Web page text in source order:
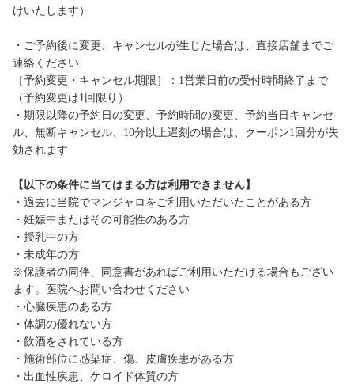
けいたします）
・ご予約後に変更、キャンセルが生じた場合は、直接店舗までご
連絡ください
［予約変更・キャンセル期限］：1営業日前の受付時間終了まで
（予約変更は1回限り）
・期限以降の予約日の変更、予約時間の変更、予約当日キャンセ
ル、無断キャンセル、10分以上遅刻の場合は、クーポン1回分が失
効されます
【以下の条件に当てはまる方は利用できません】
・過去に当院でマンジャロをご利用いただいたことがある方
・妊娠中またはその可能性のある方
・授乳中の方
・未成年の方
※保護者の同伴、同意書があればご利用いただける場合もござい
ます。医院へお問い合わせください
・心臓疾患のある方
・体調の優れない方
・飲酒をされている方
・施術部位に感染症、傷、皮膚疾患がある方
・出血性疾患、ケロイド体質の方